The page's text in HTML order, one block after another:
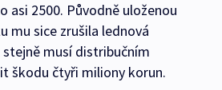
asi 2500. Původně uloženou
mu sice zrušila lednová
musí distribučním
škodu čtyři miliony korun.